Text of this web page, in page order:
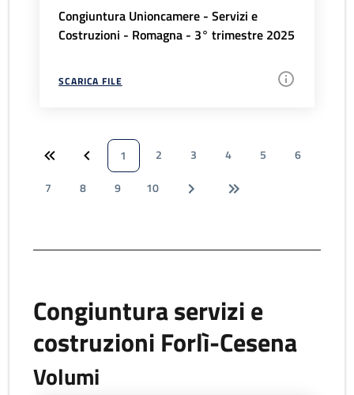
Congiuntura Unioncamere - Servizi e
Costruzioni - Romagna - 3° trimestre 2025
SCARICA FILE
1 2 3 4 5
6
7
8 9 10
Congiuntura servizi e
costruzioni Forlì-Cesena
Volumi